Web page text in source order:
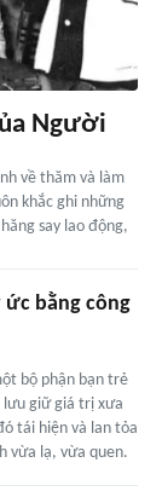
Người
về thăm và làm
khắc ghi những
say lao động,
ức bằng công
bộ phận bạn trẻ
lưu giữ giá trị xưa
tái hiện và lan tỏa
vừa lạ, vừa quen.